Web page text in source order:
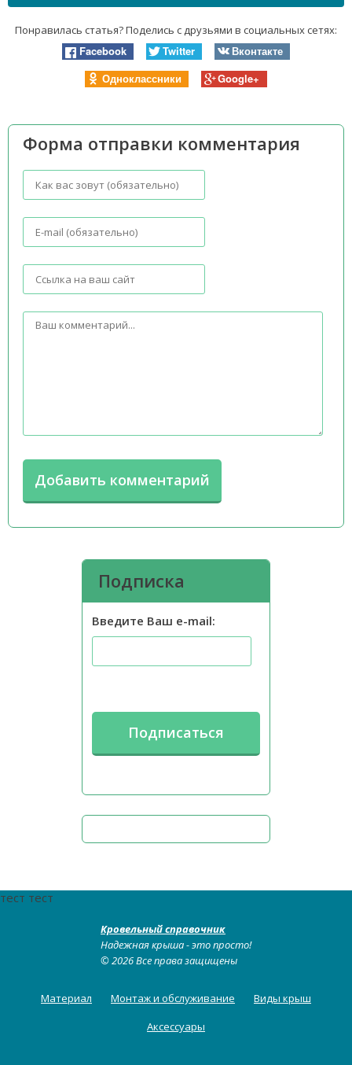
Понравилась статья? Поделись с друзьями в социальных сетях:
Facebook Twitter
Вконтакте
Одноклассники
Google+
Форма отправки комментария
Подписка
Введите Ваш e-mail:
тест тест
Кровельный справочник
Надежная крыша - это просто!
© 2026 Все права защищены
Материал Монтаж и обслуживание
Виды крыш
Аксессуары